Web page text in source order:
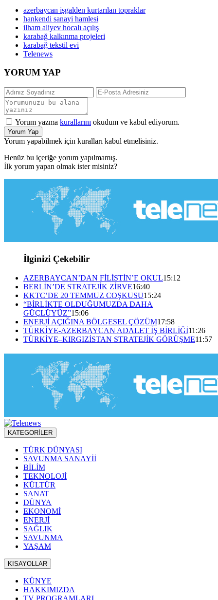
azerbaycan işgalden kurtarılan topraklar
hankendi sanayi hamlesi
ilham aliyev hocalı açılış
karabağ kalkınma projeleri
karabağ tekstil evi
Telenews
YORUM YAP
Yorum yazma kurallarını okudum ve kabul ediyorum.
Yorum Yap
Yorum yapabilmek için kuralları kabul etmelisiniz.
Henüz bu içeriğe yorum yapılmamış.
İlk yorum yapan olmak ister misiniz?
İlginizi Çekebilir
AZERBAYCAN’DAN FİLİSTİN’E OKUL15:12
BERLİN’DE STRATEJİK ZİRVE16:40
KKTC’DE 20 TEMMUZ COŞKUSU15:24
“BİRLİKTE OLDUĞUMUZDA DAHA
GÜÇLÜYÜZ”15:06
ENERJİ AÇIĞINA BÖLGESEL ÇÖZÜM17:58
TÜRKİYE-AZERBAYCAN ADALET İŞ BİRLİĞİ11:26
TÜRKİYE–KIRGIZİSTAN STRATEJİK GÖRÜŞME11:57
KATEGORİLER
TÜRK DÜNYASI
SAVUNMA SANAYİİ
BİLİM
TEKNOLOJİ
KÜLTÜR
SANAT
DÜNYA
EKONOMİ
ENERJİ
SAĞLIK
SAVUNMA
YAŞAM
KISAYOLLAR
KÜNYE
HAKKIMIZDA
TV PROGRAMLARI